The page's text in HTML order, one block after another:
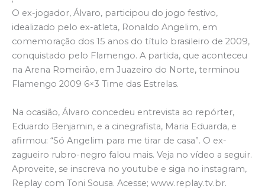
O ex-jogador, Álvaro, participou do jogo festivo,
idealizado pelo ex-atleta, Ronaldo Angelim, em
comemoração dos 15 anos do título brasileiro de 2009,
conquistado pelo Flamengo. A partida, que aconteceu
na Arena Romeirão, em Juazeiro do Norte, terminou
Flamengo 2009 6×3 Time das Estrelas.
Na ocasião, Álvaro concedeu entrevista ao repórter,
Eduardo Benjamin, e a cinegrafista, Maria Eduarda, e
afirmou: “Só Angelim para me tirar de casa”. O ex-
zagueiro rubro-negro falou mais. Veja no vídeo a seguir.
Aproveite, se inscreva no youtube e siga no instagram,
Replay com Toni Sousa. Acesse; www.replay.tv.br.